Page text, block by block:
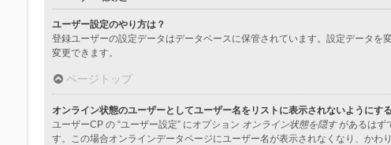
ユーザー設定のやり方は？
登録ユーザーの設定データはデータベースに保管されています。設定データ
変更できます。
ページトップ
オンライン状態のユーザーとしてユーザー名をリストに表示されないようにす
ユーザーCP の “ユーザー設定” にオプション オンライン状態を隠すがあるはず
す。この場合オンラインデータページにユーザー名が表示されなくなり、かわ